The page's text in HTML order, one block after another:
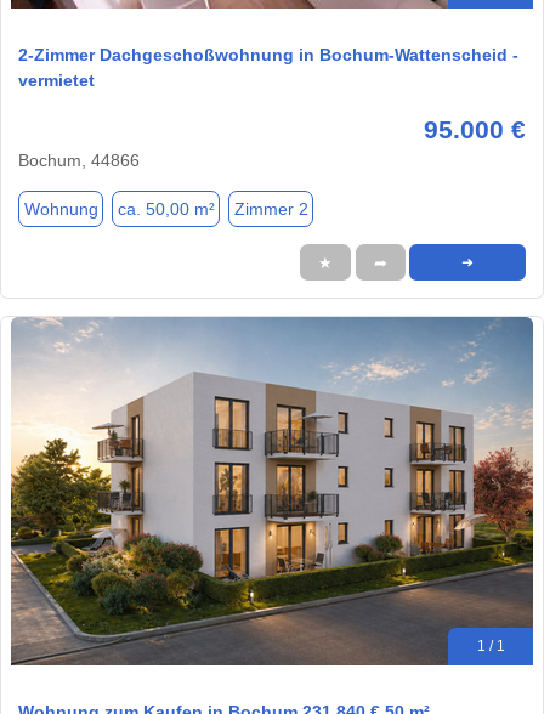
2-Zimmer Dachgeschoßwohnung in Bochum-Wattenscheid -
vermietet
95.000 €
Bochum, 44866
Wohnung ca. 50,00 m² Zimmer 2
★ ➦ ➜
1 / 1